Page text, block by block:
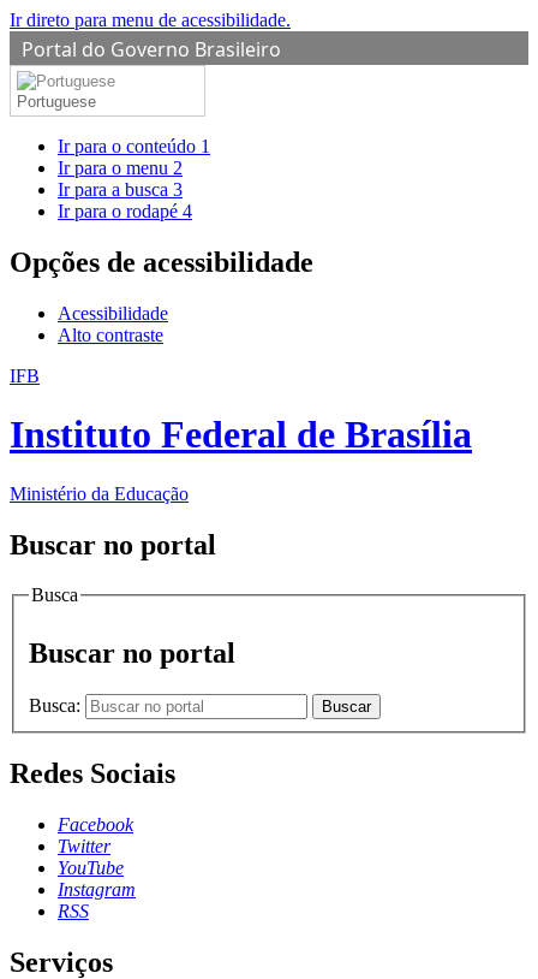
Ir direto para menu de acessibilidade.
Portal do Governo Brasileiro
Portuguese
Ir para o conteúdo 1
Ir para o menu 2
Ir para a busca 3
Ir para o rodapé 4
Opções de acessibilidade
Acessibilidade
Alto contraste
IFB
Instituto Federal de Brasília
Ministério da Educação
Buscar no portal
Busca
Buscar no portal
Busca: Buscar
Redes Sociais
Facebook
Twitter
YouTube
Instagram
RSS
Serviços